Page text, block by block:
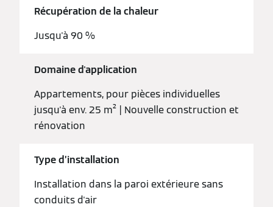
Récupération de la chaleur
Jusqu'à 90 %
Domaine d'application
Appartements, pour pièces individuelles
jusqu'à env. 25 m² | Nouvelle construction et
rénovation
Type d’installation
Installation dans la paroi extérieure sans
conduits d'air